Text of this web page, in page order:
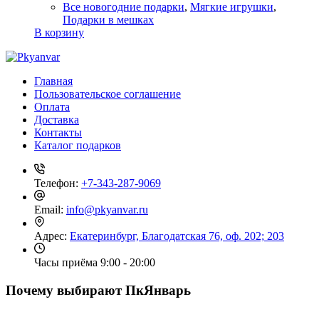
Все новогодние подарки, Мягкие игрушки,
Подарки в мешках
В корзину
Главная
Пользовательское соглашение
Оплата
Доставка
Контакты
Каталог подарков
Телефон: +7-343-287-9069
Email: info@pkyanvar.ru
Адрес: Екатеринбург, Благодатская 76, оф. 202; 203
Часы приёма 9:00 - 20:00
Почему выбирают ПкЯнварь